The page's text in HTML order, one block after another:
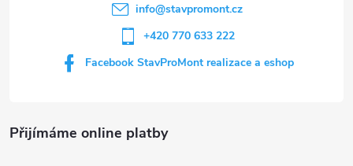
Přijímáme online platby
info@stavpromont.cz
+420 770 633 222
Facebook StavProMont realizace a eshop